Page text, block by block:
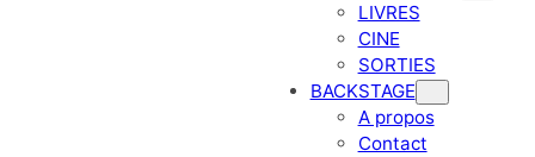
LIVRES
CINE
SORTIES
BACKSTAGE
A propos
Contact